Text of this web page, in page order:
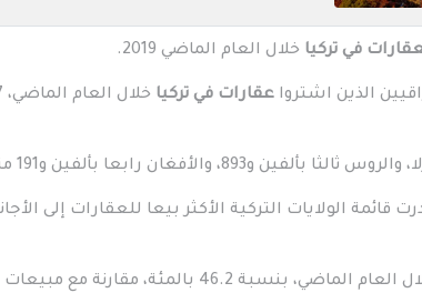
في تركيا خلال العام الماضي 2019.
الذين اشتروا عقارات في تركيا
الولايات التركية الأكثر بيعا للعقارات إلى
وارتفعت نسبة مبيعات العقارات للأجانب في اسطنبول خلال العام الماضي، بنسبة 46.2 بالمئة،